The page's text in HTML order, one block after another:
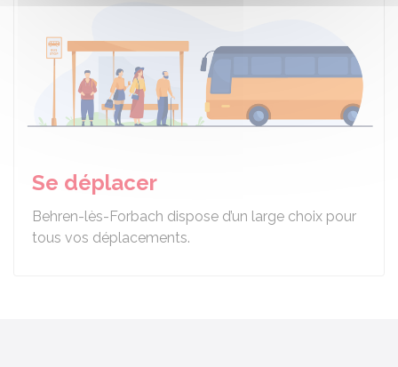
Se déplacer
Behren-lès-Forbach dispose d’un large choix pour
tous vos déplacements.